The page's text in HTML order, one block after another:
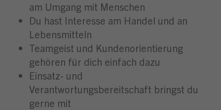
am Umgang mit Menschen
Du hast Interesse am Handel und an
Lebensmitteln
Teamgeist und Kundenorientierung
gehören für dich einfach dazu
Einsatz- und
Verantwortungsbereitschaft bringst du
gerne mit